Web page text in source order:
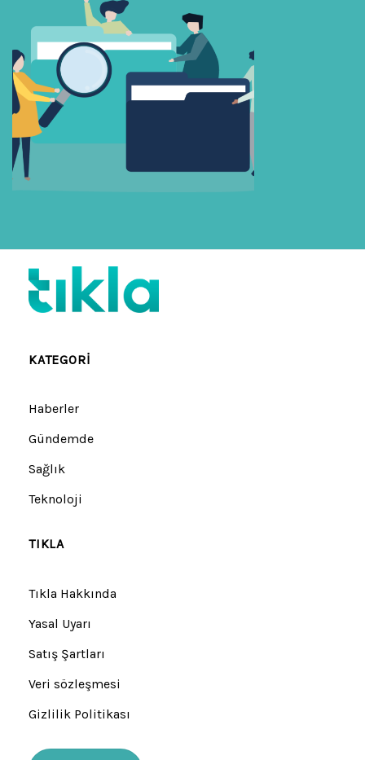
KATEGORI
Haberler
Gündemde
Sağlık
Teknoloji
TIKLA
Tıkla Hakkında
Yasal Uyarı
Satış Şartları
Veri sözleşmesi
Gizlilik Politikası